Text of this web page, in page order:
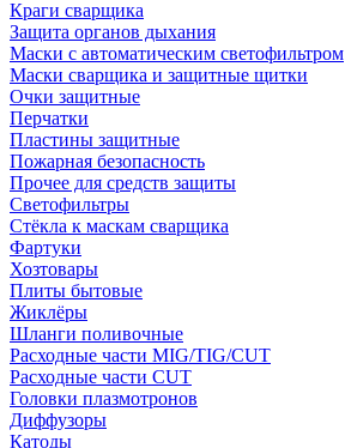
Краги сварщика
Защита органов дыхания
Маски с автоматическим светофильтром
Маски сварщика и защитные щитки
Очки защитные
Перчатки
Пластины защитные
Пожарная безопасность
Прочее для средств защиты
Светофильтры
Стёкла к маскам сварщика
Фартуки
Хозтовары
Плиты бытовые
Жиклёры
Шланги поливочные
Расходные части MIG/TIG/CUT
Расходные части CUT
Головки плазмотронов
Диффузоры
Катоды